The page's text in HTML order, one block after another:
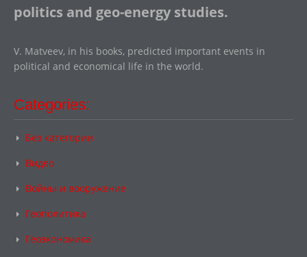
politics and geo-energy studies.
V. Matveev, in his books, predicted important events in
political and economical life in the world.
Categories:
Без категории
Видео
Войны и вооружение
Геополитика
Геоэкономика